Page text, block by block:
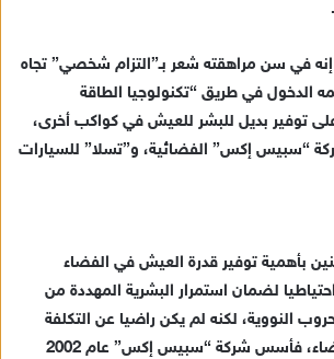
في سن مراهقته شعر بـ”التزام شخصي” تجاه
الدخول في طريق “تكنولوجيا الطاقة
توفير بديل للبشر للعيش في كواكب أخرى،
“سبيس إكس” الفضائية، و”تسلا” للسيارات
بأهمية توفير قدرة العيش في الفضاء
لضمان استمرار البشرية المهددة من
النووية، لكنه لم يكن راضيا عن التكلفة
الباهظة لصواريخ الفضاء، فأسس شركة “سبيس إكس” عام 2002